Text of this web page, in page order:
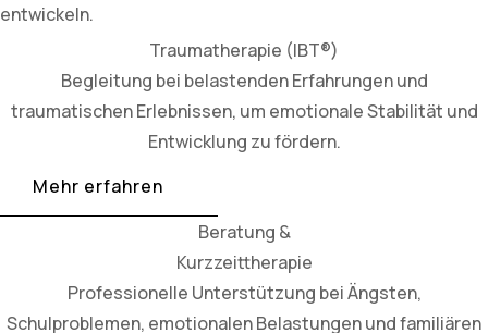
entwickeln.
Traumatherapie (IBT®)
Begleitung bei belastenden Erfahrungen und
traumatischen Erlebnissen, um emotionale Stabilität und
Entwicklung zu fördern.
Mehr erfahren
Beratung &
Kurzzeittherapie
Professionelle Unterstützung bei Ängsten,
Schulproblemen, emotionalen Belastungen und familiären